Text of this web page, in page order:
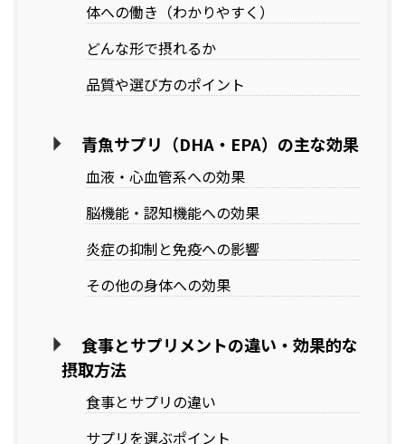
体への働き（わかりやすく）
どんな形で摂れるか
品質や選び方のポイント
青魚サプリ（DHA・EPA）の主な効果
血液・心血管系への効果
脳機能・認知機能への効果
炎症の抑制と免疫への影響
その他の身体への効果
食事とサプリメントの違い・効果的な
摂取方法
食事とサプリの違い
サプリを選ぶポイント